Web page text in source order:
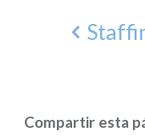
Compartir esta